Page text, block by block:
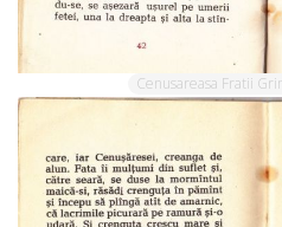
Cenusareasa Fratii